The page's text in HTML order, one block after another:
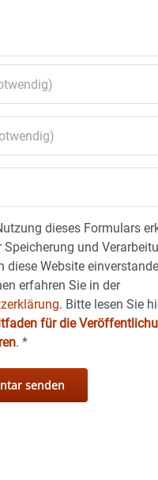
dieses Formulars
und
diese Website
erfahren Sie in der
Bitte lesen Sie
für die
. *